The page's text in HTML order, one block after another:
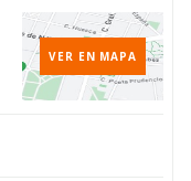
VER EN MAPA